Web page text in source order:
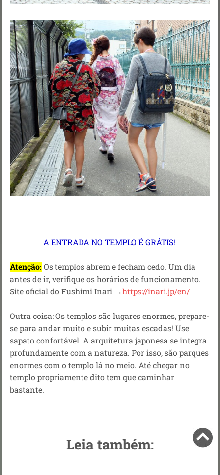
A ENTRADA NO TEMPLO É GRÁTIS!
Atenção: Os templos abrem e fecham cedo. Um dia
antes de ir, verifique os horários de funcionamento.
Site oficial do Fushimi Inari →https://inari.jp/en/
Outra coisa: Os templos são lugares enormes, prepare-
se para andar muito e subir muitas escadas! Use
sapato confortável. A arquitetura japonesa se integra
profundamente com a natureza. Por isso, são parques
enormes com o templo lá no meio. Até chegar no
templo propriamente dito tem que caminhar
bastante.
Leia também: